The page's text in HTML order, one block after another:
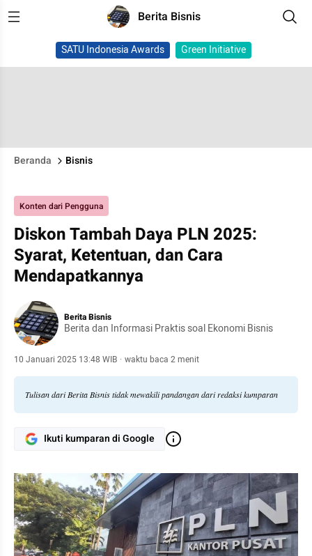
Berita Bisnis
SATU Indonesia Awards Green Initiative
Beranda Bisnis
Konten dari Pengguna
Diskon Tambah Daya PLN 2025:
Syarat, Ketentuan, dan Cara
Mendapatkannya
Berita Bisnis
Berita dan Informasi Praktis soal Ekonomi Bisnis
10 Januari 2025 13:48 WIB · waktu baca 2 menit
Tulisan dari Berita Bisnis tidak mewakili pandangan dari redaksi kumparan
Ikuti kumparan di Google